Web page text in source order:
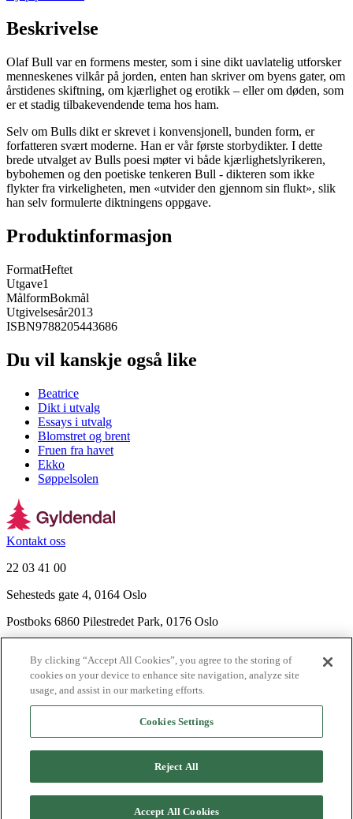
Beskrivelse
Olaf Bull var en formens mester, som i sine dikt uavlatelig utforsker
menneskenes vilkår på jorden, enten han skriver om byens gater, om
årstidenes skiftning, om kjærlighet og erotikk – eller om døden, som
er et stadig tilbakevendende tema hos ham.
Selv om Bulls dikt er skrevet i konvensjonell, bunden form, er
forfatteren svært moderne. Han er vår første storbydikter. I dette
brede utvalget av Bulls poesi møter vi både kjærlighetslyrikeren,
bybohemen og den poetiske tenkeren Bull - dikteren som ikke
flykter fra virkeligheten, men «utvider den gjennom sin flukt», slik
han selv formulerte diktningens oppgave.
Produktinformasjon
FormatHeftet
Utgave1
MålformBokmål
Utgivelsesår2013
ISBN9788205443686
Du vil kanskje også like
Beatrice
Dikt i utvalg
Essays i utvalg
Blomstret og brent
Fruen fra havet
Ekko
Søppelsolen
Kontakt oss
22 03 41 00
Sehesteds gate 4, 0164 Oslo
Postboks 6860 Pilestredet Park, 0176 Oslo
Nyhetsbrev
Ledige stillinger
Send inn manus
Agency
By clicking “Accept All Cookies”, you agree to the storing of
cookies on your device to enhance site navigation, analyze site
usage, and assist in our marketing efforts.
Cookies Settings
Reject All
Accept All Cookies